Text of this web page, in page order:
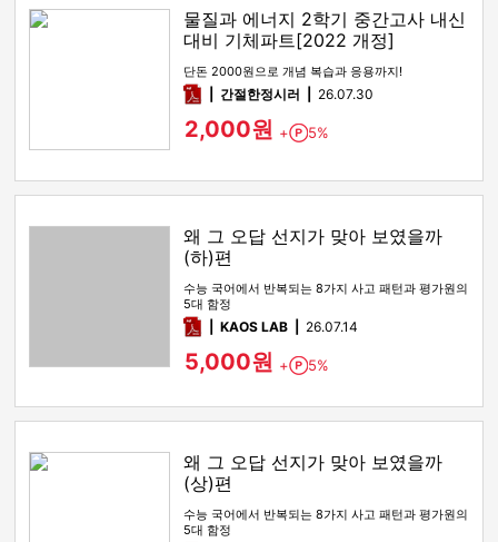
물질과 에너지 2학기 중간고사 내신
대비 기체파트[2022 개정]
단돈 2000원으로 개념 복습과 응용까지!
pdf간절한정시러 26.07.30
2,000원 + Point
5%
왜 그 오답 선지가 맞아 보였을까
(하)편
수능 국어에서 반복되는 8가지 사고 패턴과 평가원의
5대 함정
pdfKAOS LAB 26.07.14
5,000원 + Point
5%
왜 그 오답 선지가 맞아 보였을까
(상)편
수능 국어에서 반복되는 8가지 사고 패턴과 평가원의
5대 함정